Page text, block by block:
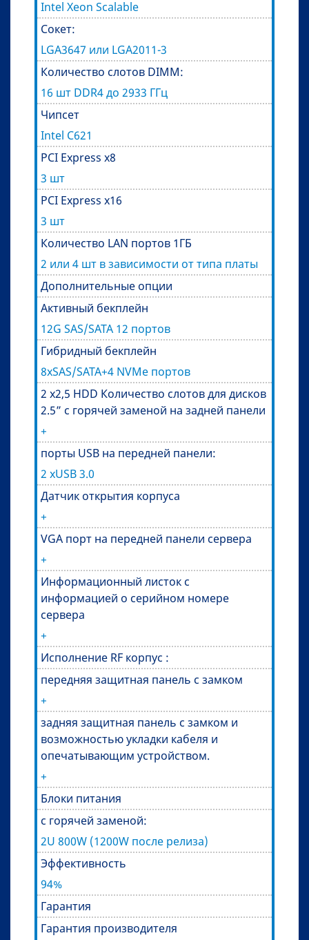
Intel Xeon Scalable
Сокет:
LGA3647 или LGA2011-3
Количество слотов DIMM:
16 шт DDR4 до 2933 ГГц
Чипсет
Intel C621
PCI Express x8
3 шт
PCI Express x16
3 шт
Количество LAN портов 1ГБ
2 или 4 шт в зависимости от типа платы
Дополнительные опции
Активный бекплейн
12G SAS/SATA 12 портов
Гибридный бекплейн
8хSAS/SATA+4 NVMe портов
2 х2,5 HDD Количество слотов для дисков
2.5” с горячей заменой на задней панели
+
порты USB на передней панели:
2 xUSB 3.0
Датчик открытия корпуса
+
VGA порт на передней панели сервера
+
Информационный листок с
информацией о серийном номере
сервера
+
Исполнение RF корпус :
передняя защитная панель с замком
+
задняя защитная панель с замком и
возможностью укладки кабеля и
опечатывающим устройством.
+
Блоки питания
с горячей заменой:
2U 800W (1200W после релиза)
Эффективность
94%
Гарантия
Гарантия производителя